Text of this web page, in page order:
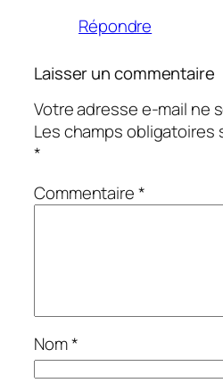
Répondre
Laisser un commentaire
Votre adresse e-mail ne
Les champs
*
Commentaire*
Nom*